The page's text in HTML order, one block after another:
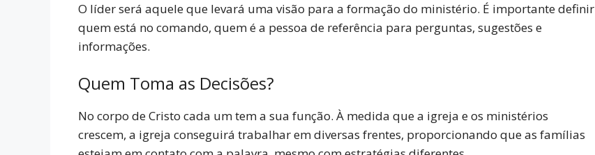
O líder será aquele que levará uma visão para a formação do ministério. É importante definir
quem está no comando, quem é a pessoa de referência para perguntas, sugestões e
informações.
Quem Toma as Decisões?
No corpo de Cristo cada um tem a sua função. À medida que a igreja e os ministérios
crescem, a igreja conseguirá trabalhar em diversas frentes, proporcionando que as famílias